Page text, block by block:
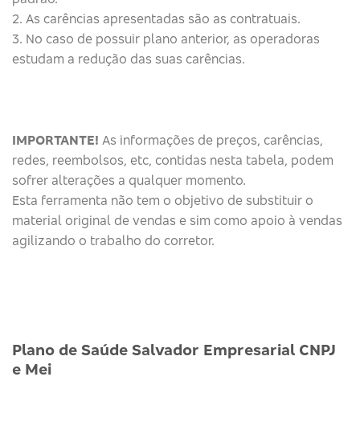
2. As carências apresentadas são as contratuais.
3. No caso de possuir plano anterior, as operadoras
estudam a redução das suas carências.
IMPORTANTE! As informações de preços, carências,
redes, reembolsos, etc, contidas nesta tabela, podem
sofrer alterações a qualquer momento.
Esta ferramenta não tem o objetivo de substituir o
material original de vendas e sim como apoio à vendas
agilizando o trabalho do corretor.
Plano de Saúde Salvador Empresarial CNPJ
e Mei